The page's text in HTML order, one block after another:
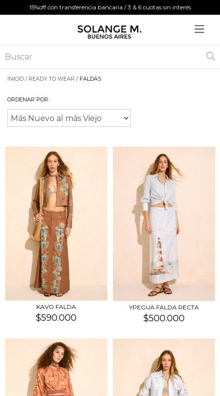
15%off con transferencia bancaria / 3 & 6 cuotas sin interés
INICIO / READY TO WEAR / FALDAS
ORDENAR POR:
KAVO FALDA
$590.000
YPEGUA FALDA RECTA
$500.000